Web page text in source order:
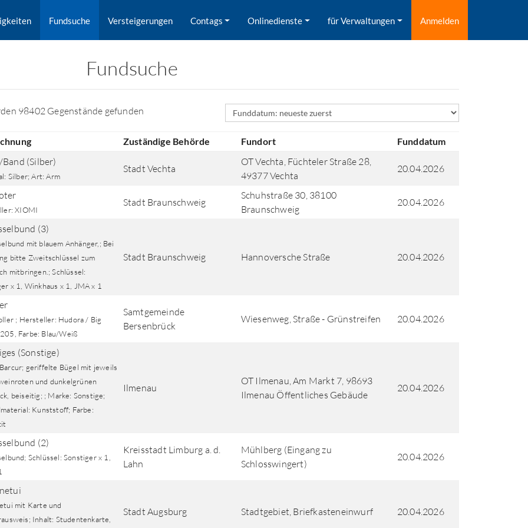
Fundsuche Versteigerungen Contags Onlinedienste für Verwaltungen Anmelden
Fundsuche
nach Orten gesucht.
98402 Gegenstände gefunden Sortierfeld
Zuständige Behörde Fundort Funddatum
(Silber)
Silber; Art: Arm
Stadt Vechta
OT Vechta, Füchteler Straße 28,
49377 Vechta
20.04.2026
XIOMI
Stadt Braunschweig
Schuhstraße 30, 38100
Braunschweig
20.04.2026
(3)
mit blauem Anhänger,; Bei
bitte Zweitschlüssel zum
mitbringen.; Schlüssel:
x 1, Winkhaus x 1, JMA x 1
Stadt Braunschweig Hannoversche Straße 20.04.2026
; Hersteller: Hudora / Big
Farbe: Blau/Weiß
Samtgemeinde
Bersenbrück
Wiesenweg, Straße - Grünstreifen 20.04.2026
(Sonstige)
geriffelte Bügel mit jeweils
und dunkelgrünen
beiseitig; ; Marke: Sonstige;
Kunststoff; Farbe:
Ilmenau
OT Ilmenau, Am Markt 7, 98693
Ilmenau Öffentliches Gebäude
20.04.2026
(2)
Schlüssel: Sonstiger x 1,
Kreisstadt Limburg a. d.
Lahn
Mühlberg (Eingang zu
Schlosswingert)
20.04.2026
mit Karte und
Inhalt: Studentenkarte,
Stadt Augsburg Stadtgebiet, Briefkasteneinwurf 20.04.2026